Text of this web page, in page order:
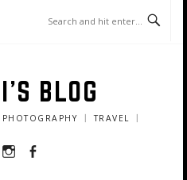
BLOG
｜ TRAVEL ｜
Instagram